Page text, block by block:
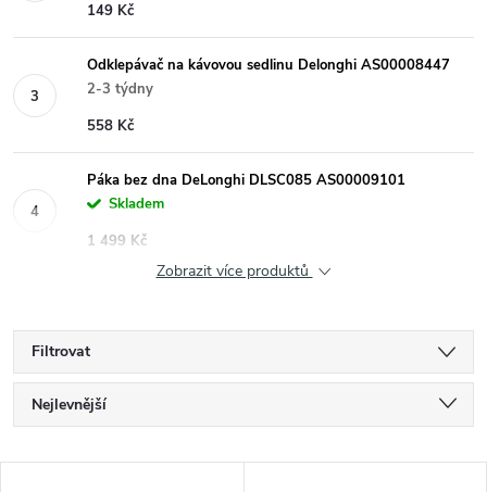
149 Kč
Odklepávač na kávovou sedlinu Delonghi AS00008447
2-3 týdny
558 Kč
Páka bez dna DeLonghi DLSC085 AS00009101
Skladem
1 499 Kč
Zobrazit více produktů
Filtrovat
Ř
a
Nejlevnější